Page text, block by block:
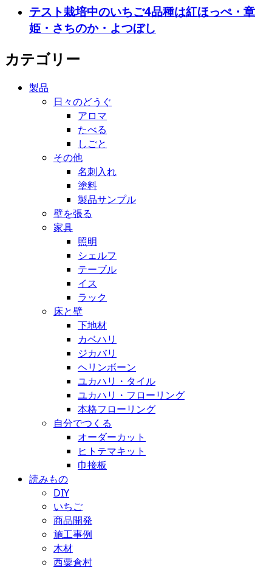
テスト栽培中のいちご4品種は紅ほっぺ・章
姫・さちのか・よつぼし
カテゴリー
製品
日々のどうぐ
アロマ
たべる
しごと
その他
名刺入れ
塗料
製品サンプル
壁を張る
家具
照明
シェルフ
テーブル
イス
ラック
床と壁
下地材
カベハリ
ジカバリ
ヘリンボーン
ユカハリ・タイル
ユカハリ・フローリング
本格フローリング
自分でつくる
オーダーカット
ヒトテマキット
巾接板
読みもの
DIY
いちご
商品開発
施工事例
木材
西粟倉村